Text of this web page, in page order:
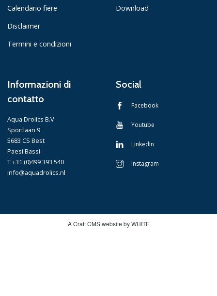
Calendario fiere
Disclaimer
Termini e condizioni
Download
Informazioni di
contatto
Aqua Drolics B.V.
Sportlaan 9
5683 CS Best
Paesi Bassi
T +31 (0)499 393 540
info@aquadrolics.nl
Social
Facebook
Youtube
LinkedIn
Instagram
A Craft CMS website by WHITE